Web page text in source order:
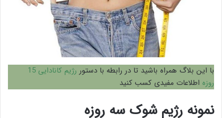
با این بلاگ همراه باشید تا در رابطه با دستور
رژیم کانادایی 15
روزه اطلاعات مفیدی کسب کنید
نمونه رژیم شوک سه روزه